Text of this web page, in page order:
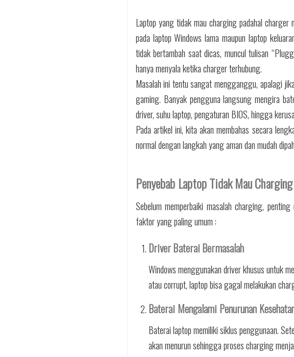
Laptop yang tidak mau charging padahal
pada laptop Windows lama maupun laptop
tidak bertambah saat dicas, muncul tulisan
hanya menyala ketika charger terhubung.
Masalah ini tentu sangat mengganggu, apalagi
gaming. Banyak pengguna langsung mengira
driver, suhu laptop, pengaturan BIOS, hingga
Pada artikel ini, kita akan membahas secara
normal dengan langkah yang aman dan mudah
Penyebab Laptop Tidak Mau
Sebelum memperbaiki masalah charging,
faktor yang paling umum :
Driver Baterai Bermasalah
Windows menggunakan driver khusus untuk
atau corrupt, laptop bisa gagal melakukan
Baterai Mengalami Penurunan
Baterai laptop memiliki siklus penggunaan.
akan menurun sehingga proses charging